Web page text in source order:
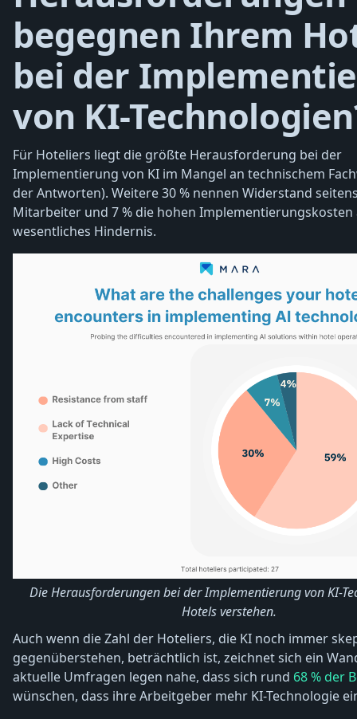
begegnen Ihrem
bei der
von KI-
Für Hoteliers liegt die größte Herausforderung bei der
Implementierung von KI im Mangel an technischem
der Antworten). Weitere 30 % nennen Widerstand
Mitarbeiter und 7 % die hohen Implementierungskosten
wesentliches Hindernis.
Die Herausforderungen bei der Implementierung von KI-
Hotels verstehen.
Auch wenn die Zahl der Hoteliers, die KI noch immer
gegenüberstehen, beträchtlich ist, zeichnet sich ein
aktuelle Umfragen legen nahe, dass sich rund 68 % der
wünschen, dass ihre Arbeitgeber mehr KI-Technologie